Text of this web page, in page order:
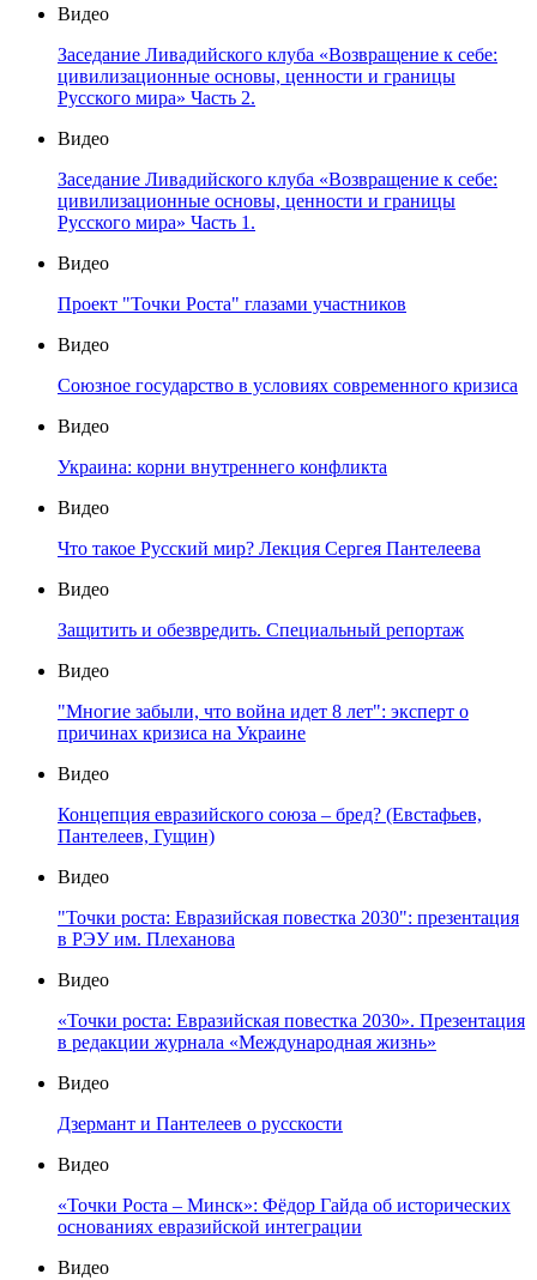
Видео
Заседание Ливадийского клуба «Возвращение к себе:
цивилизационные основы, ценности и границы
Русского мира» Часть 2.
Видео
Заседание Ливадийского клуба «Возвращение к себе:
цивилизационные основы, ценности и границы
Русского мира» Часть 1.
Видео
Проект "Точки Роста" глазами участников
Видео
Союзное государство в условиях современного кризиса
Видео
Украина: корни внутреннего конфликта
Видео
Что такое Русский мир? Лекция Сергея Пантелеева
Видео
Защитить и обезвредить. Специальный репортаж
Видео
"Многие забыли, что война идет 8 лет": эксперт о
причинах кризиса на Украине
Видео
Концепция евразийского союза – бред? (Евстафьев,
Пантелеев, Гущин)
Видео
"Точки роста: Евразийская повестка 2030": презентация
в РЭУ им. Плеханова
Видео
«Точки роста: Евразийская повестка 2030». Презентация
в редакции журнала «Международная жизнь»
Видео
Дзермант и Пантелеев о русскости
Видео
«Точки Роста – Минск»: Фёдор Гайда об исторических
основаниях евразийской интеграции
Видео